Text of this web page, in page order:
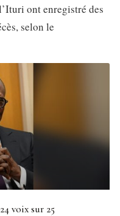
ont enregistré des
selon le
voix sur 25